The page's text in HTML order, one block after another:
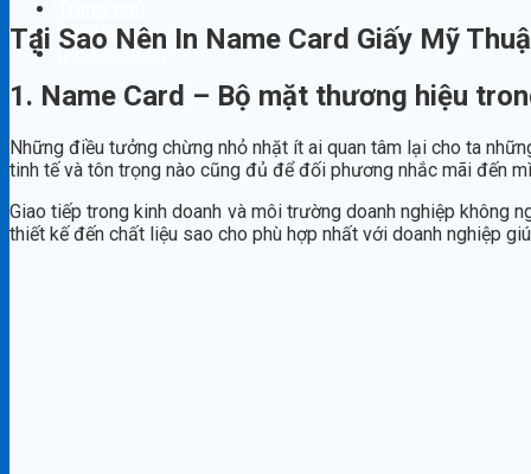
Giới thiệu
Dịch vụ in ấn
Tại Sao Nên In Name Card Giấy Mỹ
1. Name Card – Bộ mặt thương hiệu
Những điều tưởng chừng nhỏ nhặt ít ai quan tâm lại cho ta
tinh tế và tôn trọng nào cũng đủ để đối phương nhắc mãi đến
Giao tiếp trong kinh doanh và môi trường doanh nghiệp không
thiết kế đến chất liệu sao cho phù hợp nhất với doanh nghiệp